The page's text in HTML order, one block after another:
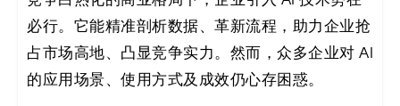
无
代
码
必行。它能精准剖析数据、革新流程，助力企业抢
占市场高地、凸显竞争实力。然而，众多企业对 AI
的应用场景、使用方式及成效仍心存困惑。